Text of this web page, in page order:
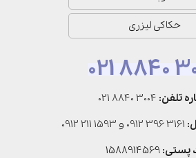
حکاکی لیزری
021 8840
تلفن: 021 8840 3004
0912 396 3161 و 0912 211 1593
پستی: